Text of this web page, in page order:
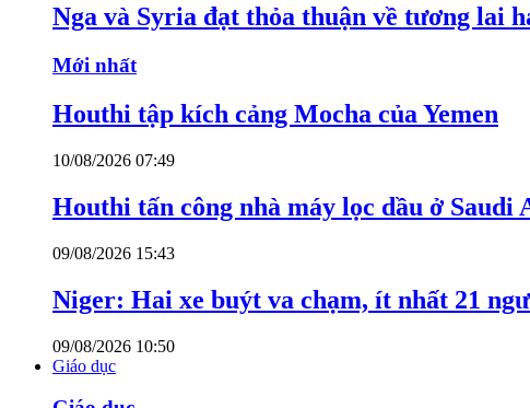
Nga và Syria đạt thỏa thuận về tương lai
Mới nhất
Houthi tập kích cảng Mocha của Yemen
10/08/2026 07:49
Houthi tấn công nhà máy lọc dầu ở Saudi
09/08/2026 15:43
Niger: Hai xe buýt va chạm, ít nhất 21
09/08/2026 10:50
Giáo dục